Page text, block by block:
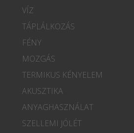
VÍZ
TÁPLÁLKOZÁS
FÉNY
MOZGÁS
TERMIKUS KÉNYELEM
AKUSZTIKA
ANYAGHASZNÁLAT
SZELLEMI JÓLÉT